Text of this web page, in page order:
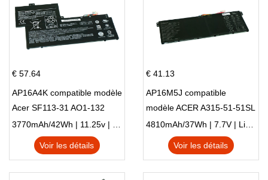
€ 57.64
AP16A4K compatible modèle
Acer SF113-31 AO1-132
NE132
3770mAh/42Wh | 11.25v | Li-ion ...
Voir les détails
€ 41.13
AP16M5J compatible
modèle ACER A315-51-51SL
N17Q1 SERIES
4810mAh/37Wh | 7.7V | Li-ion ...
Voir les détails